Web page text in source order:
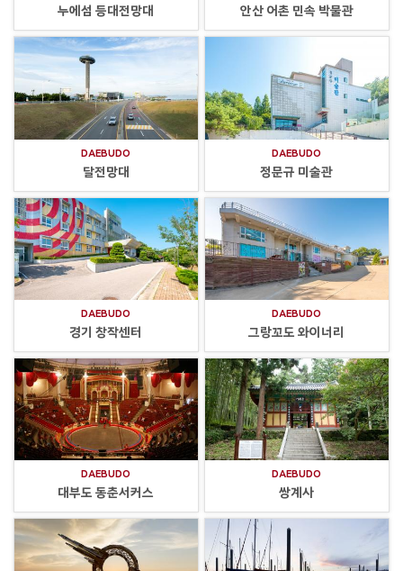
누에섬 등대전망대 안산 어촌 민속 박물관
DAEBUDO
달전망대
DAEBUDO
정문규 미술관
DAEBUDO
경기 창작센터
DAEBUDO
그랑꼬도 와이너리
DAEBUDO
대부도 동춘서커스
DAEBUDO
쌍계사